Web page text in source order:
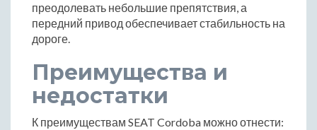
преодолевать небольшие препятствия, а
передний привод обеспечивает стабильность на
дороге.
Преимущества и
недостатки
К преимуществам SEAT Cordoba можно отнести: